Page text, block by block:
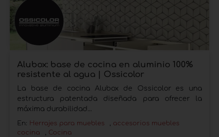
Alubox: base de cocina en aluminio 100%
resistente al agua | Ossicolor
La base de cocina Alubox de Ossicolor es una
estructura patentada diseñada para ofrecer la
máxima durabilidad...
En: Herrajes para muebles , accesorios muebles
cocina
, Cocina